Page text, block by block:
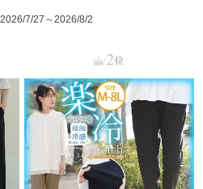
7/27～2026/8/2